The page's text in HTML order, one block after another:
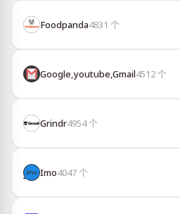
Foodpanda4831 个
Google,youtube,Gmail4512个
Grindr4954个
Imo4047个